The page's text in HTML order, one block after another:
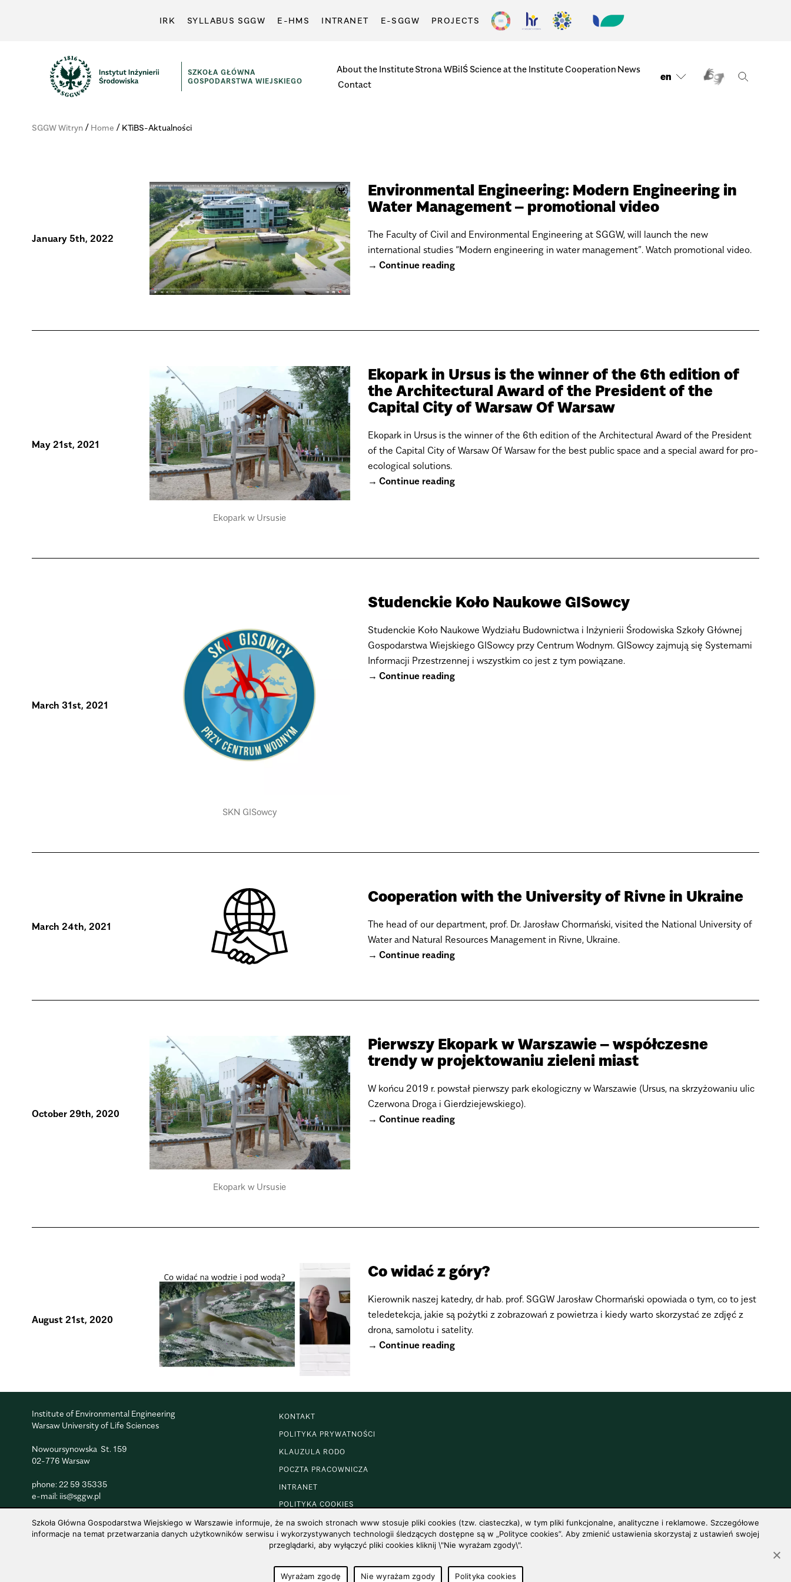
IRK SYLLABUS SGGW E-HMS INTRANET E-SGGW PROJECTS
Środowiska
SZKOŁA GŁÓWNA
GOSPODARSTWA WIEJSKIEGO
About the InstituteStrona WBiIŚ Science at the InstituteCooperation News
Contact
en
SGGW Witryn/ Home / KTiBS-Aktualności
January 5th, 2022
Environmental Engineering: Modern Engineering in
Water Management – promotional video
The Faculty of Civil and Environmental Engineering at SGGW, will launch the new
international studies “Modern engineering in water management”. Watch promotional video.
Continue reading
May 21st, 2021
Ekopark w Ursusie
Ekopark in Ursus is the winner of the 6th edition of
the Architectural Award of the President of the
Capital City of Warsaw Of Warsaw
Ekopark in Ursus is the winner of the 6th edition of the Architectural Award of the President
of the Capital City of Warsaw Of Warsaw for the best public space and a special award for pro-
ecological solutions.
Continue reading
March 31st, 2021
SKN GISowcy
Studenckie Koło Naukowe GISowcy
Studenckie Koło Naukowe Wydziału Budownictwa i Inżynierii Środowiska Szkoły Głównej
Gospodarstwa Wiejskiego GISowcy przy Centrum Wodnym. GISowcy zajmują się Systemami
Informacji Przestrzennej i wszystkim co jest z tym powiązane.
Continue reading
March 24th, 2021
Cooperation with the University of Rivne in Ukraine
The head of our department, prof. Dr. Jarosław Chormański, visited the National University of
Water and Natural Resources Management in Rivne, Ukraine.
Continue reading
October 29th, 2020
Ekopark w Ursusie
Pierwszy Ekopark w Warszawie – współczesne
trendy w projektowaniu zieleni miast
W końcu 2019 r. powstał pierwszy park ekologiczny w Warszawie (Ursus, na skrzyżowaniu ulic
Czerwona Droga i Gierdziejewskiego).
Continue reading
August 21st, 2020
Co widać z góry?
Kierownik naszej katedry, dr hab. prof. SGGW Jarosław Chormański opowiada o tym, co to jest
teledetekcja, jakie są pożytki z zobrazowań z powietrza i kiedy warto skorzystać ze zdjęć z
drona, samolotu i satelity.
Continue reading
Institute of Environmental Engineering
Warsaw University of Life Sciences
Nowoursynowska St. 159
02-776 Warsaw
phone: 22 59 35335
e-mail: iis@sggw.pl
KONTAKT
POLITYKA PRYWATNOŚCI
KLAUZULA RODO
POCZTA PRACOWNICZA
INTRANET
POLITYKA COOKIES
Szkoła Główna Gospodarstwa Wiejskiego w Warszawie informuje, że na swoich stronach www stosuje pliki cookies (tzw. ciasteczka), w tym pliki funkcjonalne, analityczne i reklamowe. Szczegółowe
informacje na temat przetwarzania danych użytkowników serwisu i wykorzystywanych technologii śledzących dostępne są w „Polityce cookies”. Aby zmienić ustawienia skorzystaj z ustawień swojej
przeglądarki, aby wyłączyć pliki cookies kliknij \"Nie wyrażam zgody\".
Wyrażam zgodę Nie wyrażam zgody Polityka cookies